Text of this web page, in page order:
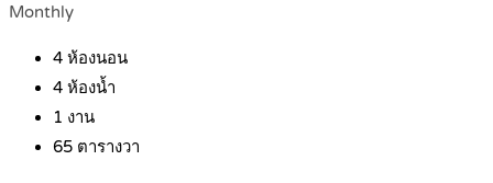
Monthly
4 ห้องนอน
4 ห้องน้ำ
1 งาน
65 ตารางวา